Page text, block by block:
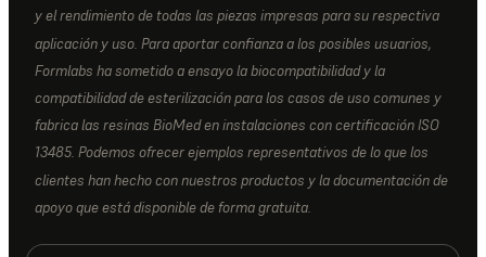
y el rendimiento de todas las piezas impresas para su respectiva
aplicación y uso. Para aportar confianza a los posibles usuarios,
Formlabs ha sometido a ensayo la biocompatibilidad y la
compatibilidad de esterilización para los casos de uso comunes y
fabrica las resinas BioMed en instalaciones con certificación ISO
13485. Podemos ofrecer ejemplos representativos de lo que los
clientes han hecho con nuestros productos y la documentación de
apoyo que está disponible de forma gratuita.